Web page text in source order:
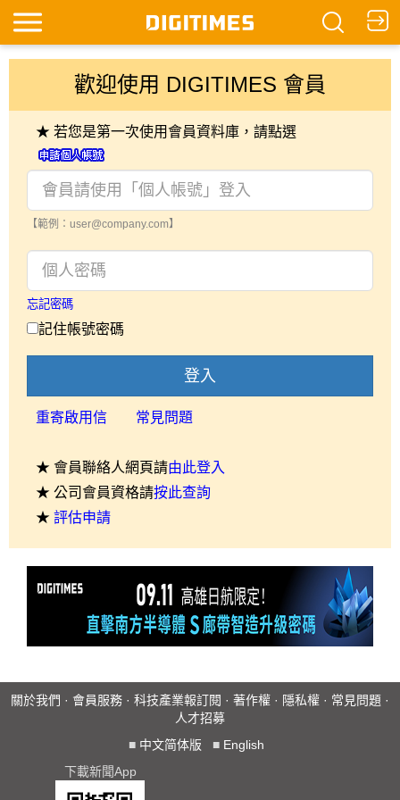
歡迎使用 DIGITIMES 會員
★ 若您是第一次使用會員資料庫，請點選
【範例：user@company.com】
忘記密碼
記住帳號密碼
登入
重寄啟用信 常見問題
★ 會員聯絡人網頁請由此登入
★ 公司會員資格請按此查詢
★ 評估申請
關於我們 · 會員服務 · 科技產業報訂閱 · 著作權 · 隱私權 · 常見問題 ·
人才招募
■ 中文简体版 ■ English
下載新聞App